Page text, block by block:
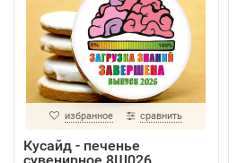
избранное сравнить
Кусайд - печенье